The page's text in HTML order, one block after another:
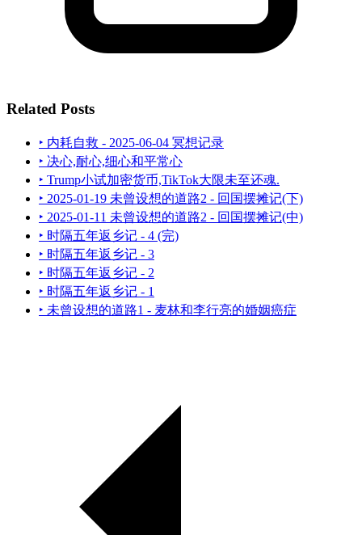
Related Posts
‣ 内耗自救 - 2025-06-04 冥想记录
‣ 决心,耐心,细心和平常心
‣ Trump小试加密货币,TikTok大限未至还魂.
‣ 2025-01-19 未曾设想的道路2 - 回国摆摊记(下)
‣ 2025-01-11 未曾设想的道路2 - 回国摆摊记(中)
‣ 时隔五年返乡记 - 4 (完)
‣ 时隔五年返乡记 - 3
‣ 时隔五年返乡记 - 2
‣ 时隔五年返乡记 - 1
‣ 未曾设想的道路1 - 麦林和李行亮的婚姻癌症